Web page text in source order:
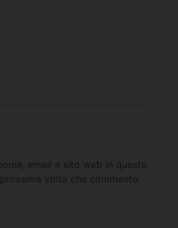
email e sito web in questo
volta che commento.